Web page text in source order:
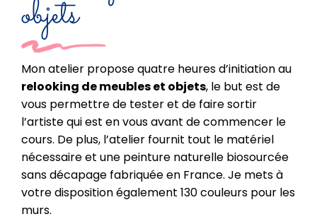
objets
Mon atelier propose quatre heures d’initiation au
relooking de meubles et objets, le but est de
vous permettre de tester et de faire sortir
l’artiste qui est en vous avant de commencer le
cours. De plus, l’atelier fournit tout le matériel
nécessaire et une peinture naturelle biosourcée
sans décapage fabriquée en France. Je mets à
votre disposition également 130 couleurs pour les
murs.